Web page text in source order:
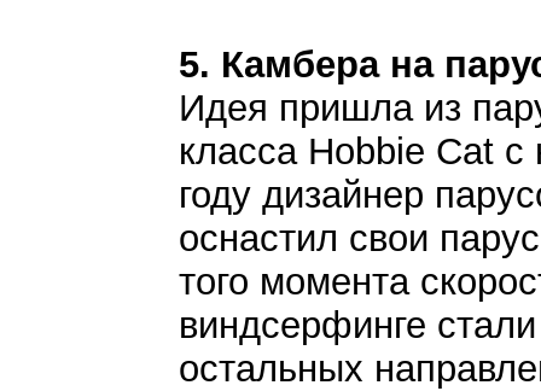
5. Камбера на
Идея пришла из
класса Hobbie Cat
году дизайнер
оснастил свои
того момента
виндсерфинге
остальных